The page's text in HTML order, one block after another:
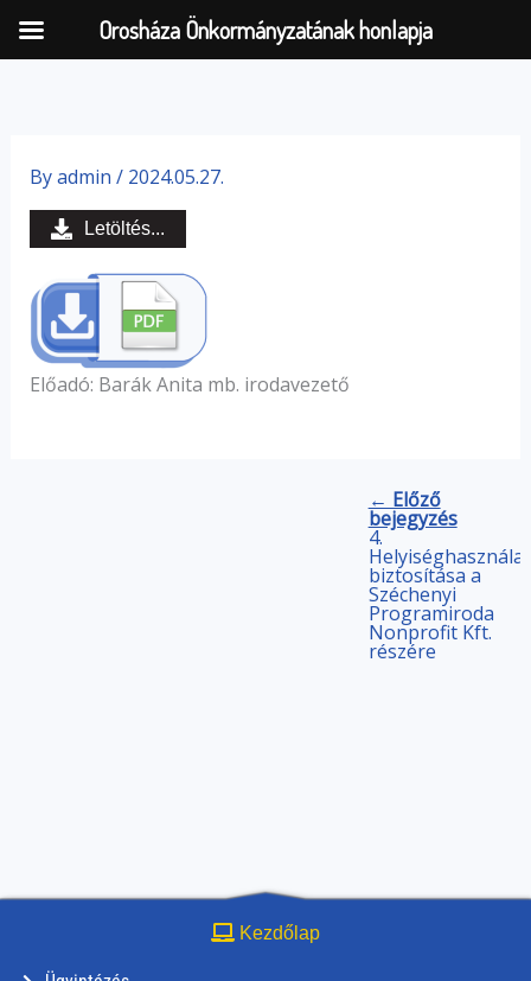
content
Byadmin / 2024.05.27.
Előadó: Barák Anita mb. irodavezető
Letöltés...
← Előző
bejegyzés
4.
Helyiséghasználat
biztosítása a
Széchenyi
Programiroda
Nonprofit Kft.
részére
Kezdőlap
Orosháza Önkormányzatának honlapja